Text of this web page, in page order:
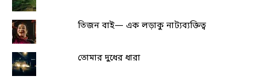
তিজন বাই— এক লড়াকু নাট্যব্যক্তিত্ব
তোমার দুধের ধারা